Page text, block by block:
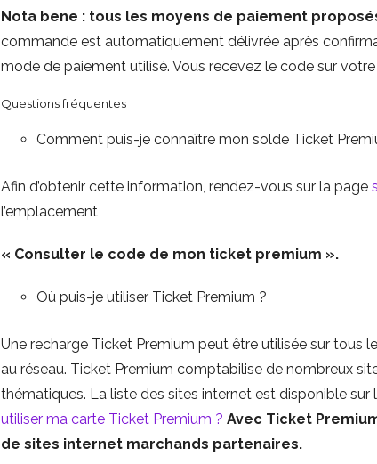
Nota bene : tous les moyens de paiement
commande est automatiquement délivrée après
mode de paiement utilisé. Vous recevez le code sur
Questions fréquentes
Comment puis-je connaître mon solde Ticket
Afin d’obtenir cette information, rendez-vous sur la page
l’emplacement
« Consulter le code de mon ticket premium ».
Où puis-je utiliser Ticket Premium ?
Une recharge Ticket Premium peut être utilisée sur tous
au réseau. Ticket Premium comptabilise de nombreux
thématiques. La liste des sites internet est disponible sur
utiliser ma carte Ticket Premium ? Avec Ticket
de sites internet marchands partenaires.